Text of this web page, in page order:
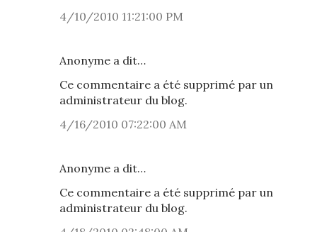
4/10/2010 11:21:00 PM
Anonyme a dit…
Ce commentaire a été supprimé par un
administrateur du blog.
4/16/2010 07:22:00 AM
Anonyme a dit…
Ce commentaire a été supprimé par un
administrateur du blog.